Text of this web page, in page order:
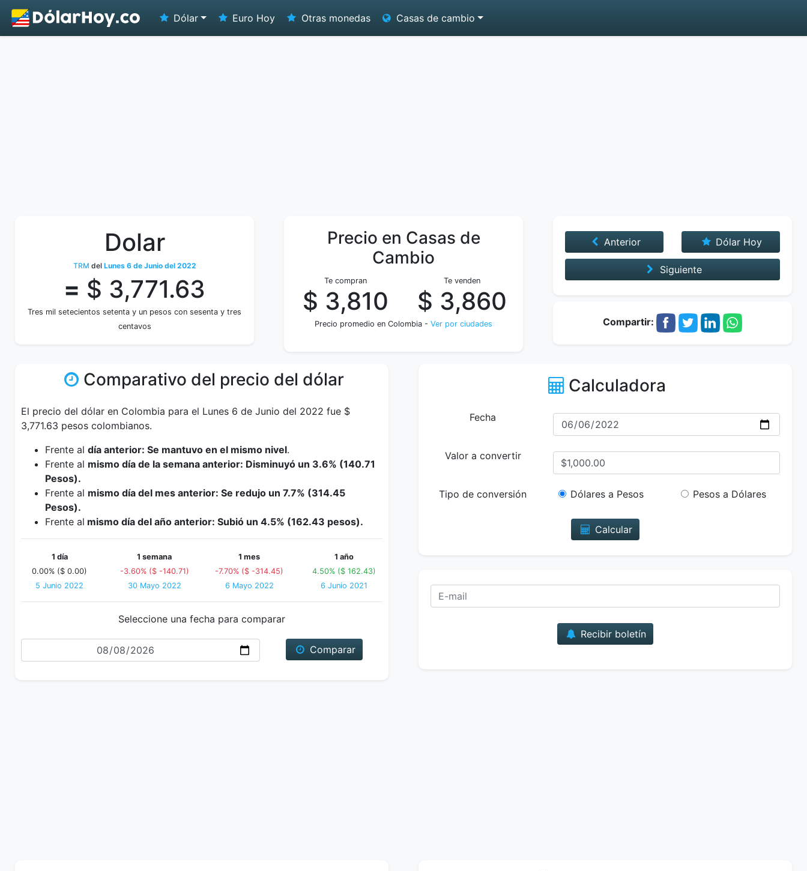
Dólar Euro Hoy Otras monedas Casas de cambio
Dolar
TRM del Lunes 6 de Junio del 2022
= $ 3,771.63
Tres mil setecientos setenta y un pesos con sesenta y tres
centavos
Precio en Casas de
Cambio
Te compran
$ 3,810
Te venden
$ 3,860
Precio promedio en Colombia - Ver por ciudades
Anterior Dólar Hoy
Siguiente
Compartir:
Comparativo del precio del dólar
El precio del dólar en Colombia para el Lunes 6 de Junio del 2022 fue $
3,771.63 pesos colombianos.
Frente al día anterior: Se mantuvo en el mismo nivel.
Frente al mismo día de la semana anterior: Disminuyó un 3.6% (140.71
Pesos).
Frente al mismo día del mes anterior: Se redujo un 7.7% (314.45
Pesos).
Frente al mismo día del año anterior: Subió un 4.5% (162.43 pesos).
1 día
0.00% ($ 0.00)
5 Junio 2022
1 semana
-3.60% ($ -140.71)
30 Mayo 2022
1 mes
-7.70% ($ -314.45)
6 Mayo 2022
1 año
4.50% ($ 162.43)
6 Junio 2021
Seleccione una fecha para comparar
Fecha
Comparar
Calculadora
Fecha
Valor a convertir
Tipo de conversión Dólares a Pesos Pesos a Dólares
Calcular
Recibir boletín